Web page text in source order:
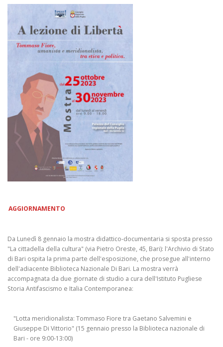
AGGIORNAMENTO
Da Lunedì 8 gennaio la mostra didattico-documentaria si sposta presso
"La cittadella della cultura" (via Pietro Oreste, 45, Bari): l'Archivio di Stato
di Bari ospita la prima parte dell'esposizione, che prosegue all'interno
dell'adiacente Biblioteca Nazionale Di Bari. La mostra verrà
accompagnata da due giornate di studio a cura dell'Istituto Pugliese
Storia Antifascismo e Italia Contemporanea:
"Lotta meridionalista: Tommaso Fiore tra Gaetano Salvemini e
Giuseppe Di Vittorio" (15 gennaio presso la Biblioteca nazionale di
Bari - ore 9:00-13:00)